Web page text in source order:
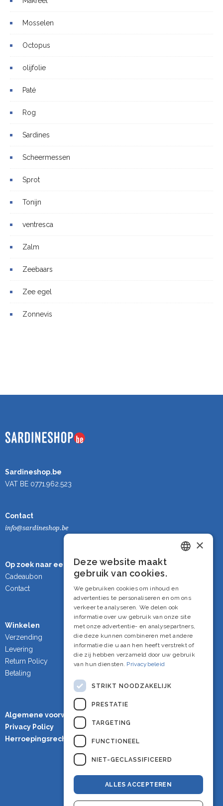
Mosselen
Octopus
olijfolie
Paté
Rog
Sardines
Scheermessen
Sprot
Tonijn
ventresca
Zalm
Zeebaars
Zee egel
Zonnevis
Sardineshop.be
VAT BE 0771.962.523
Contact
info@sardineshop.be
Op zoek naar een cadeau?
Cadeaubon
Contact
Winkelen
Verzending
Levering
Return Policy
Betaling
Algemene voorwaarden
Privacy Policy
Herroepingsrecht
×
Deze website maakt
gebruik van cookies.
We gebruiken cookies om inhoud en
advertenties te personaliseren en om ons
verkeer te analyseren. We delen ook
informatie over uw gebruik van onze site
met onze advertentie- en analysepartners,
die deze kunnen combineren met andere
informatie die u aan hen heeft verstrekt of
die zij hebben verzameld door uw gebruik
van hun diensten. Privacybeleid
STRIKT NOODZAKELIJK
PRESTATIE
TARGETING
FUNCTIONEEL
NIET-GECLASSIFICEERD
ALLES ACCEPTEREN